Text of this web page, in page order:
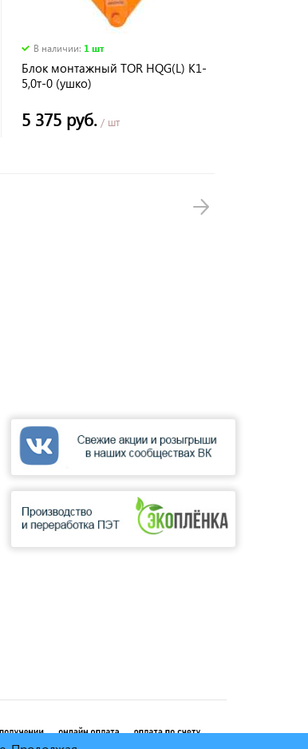
В наличии: 1 шт
Блок монтажный TOR HQG(L) K1-
5,0т-0 (ушко)
5 375 руб. / шт